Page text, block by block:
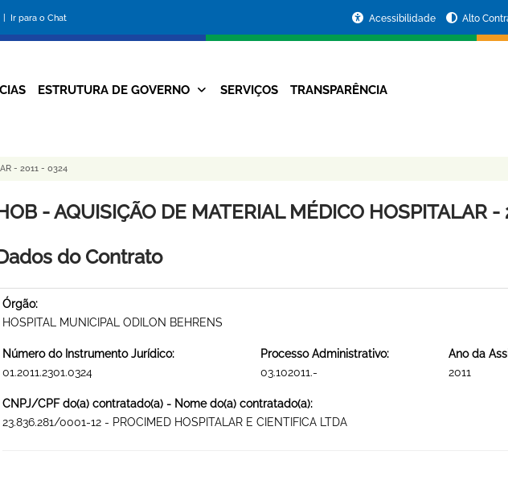
| Ir para o Chat
da
Prefeitura
Acessibilidade Alto
Navegação
ESTRUTURA DE GOVERNO SERVIÇOS TRANSPARÊNCIA
- 2011 - 0324
- AQUISIÇÃO DE MATERIAL MÉDICO HOSPITALAR -
do Contrato
Órgão:
HOSPITAL MUNICIPAL ODILON BEHRENS
Número do Instrumento Jurídico:
01.2011.2301.0324
Processo Administrativo:
03.102011.-
Ano da
2011
CNPJ/CPF do(a) contratado(a) - Nome do(a) contratado(a):
23.836.281/0001-12 - PROCIMED HOSPITALAR E CIENTIFICA LTDA